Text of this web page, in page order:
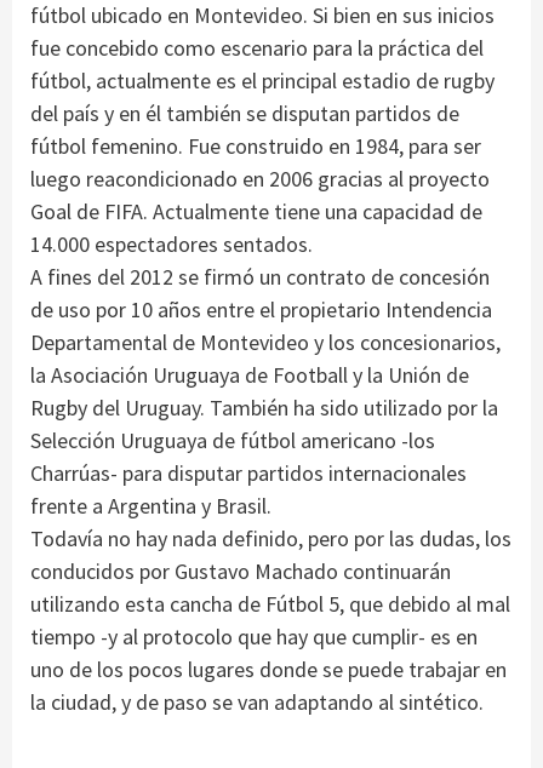
fútbol ubicado en Montevideo. Si bien en sus inicios
fue concebido como escenario para la práctica del
fútbol, actualmente es el principal estadio de rugby
del país y en él también se disputan partidos de
fútbol femenino. Fue construido en 1984, para ser
luego reacondicionado en 2006 gracias al proyecto
Goal de FIFA. Actualmente tiene una capacidad de
14.000 espectadores sentados.
A fines del 2012 se firmó un contrato de concesión
de uso por 10 años entre el propietario Intendencia
Departamental de Montevideo y los concesionarios,
la Asociación Uruguaya de Football y la Unión de
Rugby del Uruguay. También ha sido utilizado por la
Selección Uruguaya de fútbol americano -los
Charrúas- para disputar partidos internacionales
frente a Argentina y Brasil.
Todavía no hay nada definido, pero por las dudas, los
conducidos por Gustavo Machado continuarán
utilizando esta cancha de Fútbol 5, que debido al mal
tiempo -y al protocolo que hay que cumplir- es en
uno de los pocos lugares donde se puede trabajar en
la ciudad, y de paso se van adaptando al sintético.